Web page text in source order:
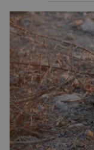
pouze reagují
výzkum však
zajímavější.
vnímat
a samy také